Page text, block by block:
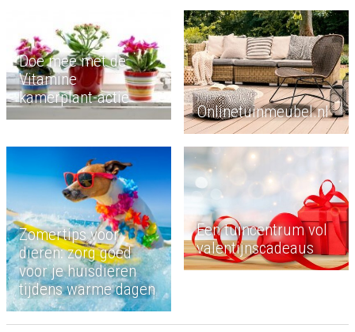
Doe mee met de
Vitamine
kamerplant-actie
Onlinetuinmeubel.nl
Zomertips voor
dieren: zorg goed
voor je huisdieren
tijdens warme dagen
Een tuincentrum vol
valentijnscadeaus